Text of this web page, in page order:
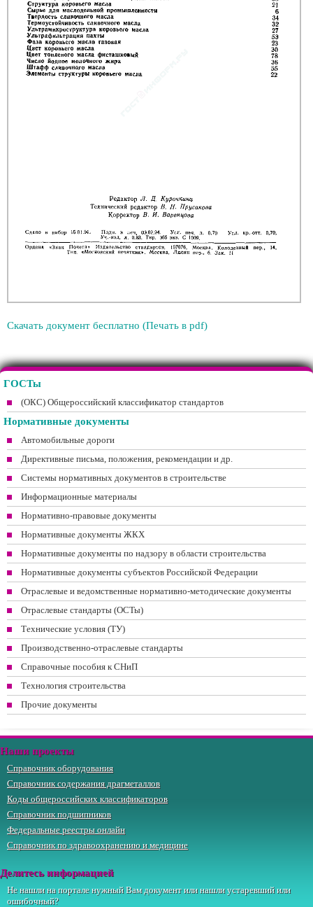
Скачать документ бесплатно (Печать в pdf)
ГОСТы
(ОКС) Общероссийский классификатор стандартов
Нормативные документы
Автомобильные дороги
Директивные письма, положения, рекомендации и др.
Системы нормативных документов в строительстве
Информационные материалы
Нормативно-правовые документы
Нормативные документы ЖКХ
Нормативные документы по надзору в области строительства
Нормативные документы субъектов Российской Федерации
Отраслевые и ведомственные нормативно-методические документы
Отраслевые стандарты (ОСТы)
Технические условия (ТУ)
Производственно-отраслевые стандарты
Справочные пособия к СНиП
Технология строительства
Прочие документы
Наши проекты
Справочник оборудования
Справочник содержания драгметаллов
Коды общероссийских классификаторов
Справочник подшипников
Федеральные реестры онлайн
Справочник по здравоохранению и медицине
Делитесь информацией
Не нашли на портале нужный Вам документ или нашли устаревший или
ошибочный?